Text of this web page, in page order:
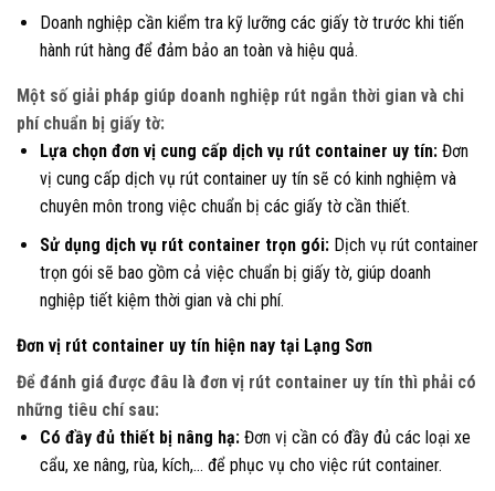
Doanh nghiệp cần kiểm tra kỹ lưỡng các giấy tờ trước khi tiến
hành rút hàng để đảm bảo an toàn và hiệu quả.
Một số giải pháp giúp doanh nghiệp rút ngắn thời gian và chi
phí chuẩn bị giấy tờ:
Lựa chọn đơn vị cung cấp dịch vụ rút container uy tín:Đơn
vị cung cấp dịch vụ rút container uy tín sẽ có kinh nghiệm và
chuyên môn trong việc chuẩn bị các giấy tờ cần thiết.
Sử dụng dịch vụ rút container trọn gói:Dịch vụ rút container
trọn gói sẽ bao gồm cả việc chuẩn bị giấy tờ, giúp doanh
nghiệp tiết kiệm thời gian và chi phí.
Đơn vị rút container uy tín hiện nay tại Lạng Sơn
Để đánh giá được đâu là đơn vị rút container uy tín thì phải có
những tiêu chí sau:
Có đầy đủ thiết bị nâng hạ:Đơn vị cần có đầy đủ các loại xe
cẩu, xe nâng, rùa, kích,… để phục vụ cho việc rút container.